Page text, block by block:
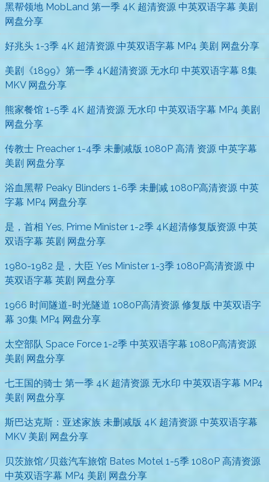
黑帮领地 MobLand 第一季 4K 超清资源 中英双语字幕 美剧
网盘分享
好兆头 1-3季 4K 超清资源 中英双语字幕 MP4 美剧 网盘分享
美剧《1899》第一季 4K超清资源 无水印 中英双语字幕 8集
MKV 网盘分享
熊家餐馆 1-5季 4K 超清资源 无水印 中英双语字幕 MP4 美剧
网盘分享
传教士 Preacher 1-4季 未删减版 1080P 高清 资源 中英字幕
美剧 网盘分享
浴血黑帮 Peaky Blinders 1-6季 未删减 1080P高清资源 中英
字幕 MP4 网盘分享
是，首相 Yes, Prime Minister 1-2季 4K超清修复版资源 中英
双语字幕 英剧 网盘分享
1980-1982 是，大臣 Yes Minister 1-3季 1080P高清资源 中
英双语字幕 英剧 网盘分享
1966 时间隧道-时光隧道 1080P高清资源 修复版 中英双语字
幕 30集 MP4 网盘分享
太空部队 Space Force 1-2季 中英双语字幕 1080P高清资源
美剧 网盘分享
七王国的骑士 第一季 4K 超清资源 无水印 中英双语字幕 MP4
美剧 网盘分享
斯巴达克斯：亚述家族 未删减版 4K 超清资源 中英双语字幕
MKV 美剧 网盘分享
贝茨旅馆/贝兹汽车旅馆 Bates Motel 1-5季 1080P 高清资源
中英双语字幕 MP4 美剧 网盘分享